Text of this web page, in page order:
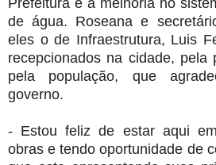
de água. Roseana e
eles o de Infraestrutura, Luis
recepcionados na cidade, pela
pela população, que
governo.
- Estou feliz de estar aqui
obras e tendo oportunidade de